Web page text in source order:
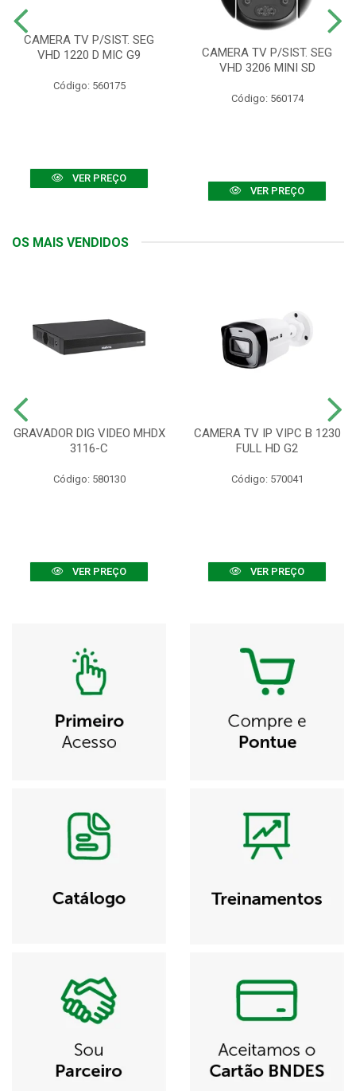
CAMERA TV P/SIST. SEG
VHD 1220 D MIC G9
Código: 560175
VER PREÇO
CAMERA TV P/SIST. SEG
VHD 3206 MINI SD
Código: 560174
VER PREÇO
OS MAIS VENDIDOS
GRAVADOR DIG VIDEO MHDX
3116-C
Código: 580130
VER PREÇO
CAMERA TV IP VIPC B 1230
FULL HD G2
Código: 570041
VER PREÇO